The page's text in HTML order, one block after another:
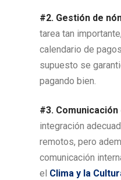
#2. Gestión de
tarea tan
calendario de
supuesto se
pagando bien.
#3.
integración
remotos, pero
comunicación
el Clima y la